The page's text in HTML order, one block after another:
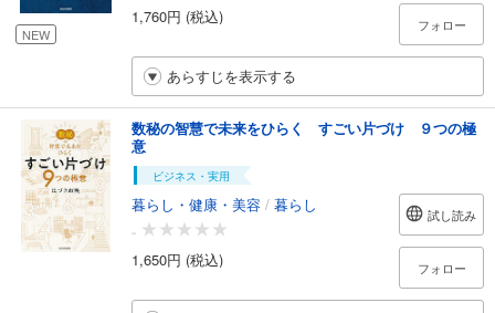
NEW
1,760円 (税込)
フォロー
あらすじを表示する
数秘の智慧で未来をひらく すごい片づけ ９つの極
意
ビジネス・実用
暮らし・健康・美容 / 暮らし
-
1,650円 (税込)
試し読み
フォロー